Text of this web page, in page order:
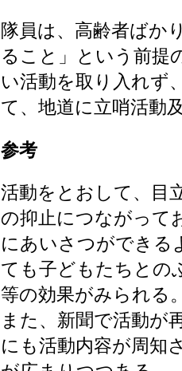
隊員は、高齢者ばか
ること」という前提
い活動を取り入れず
て、地道に立哨活動
参考
活動をとおして、目
の抑止につながって
にあいさつができる
ても子どもたちとの
等の効果がみられる
また、新聞で活動が
にも活動内容が周知